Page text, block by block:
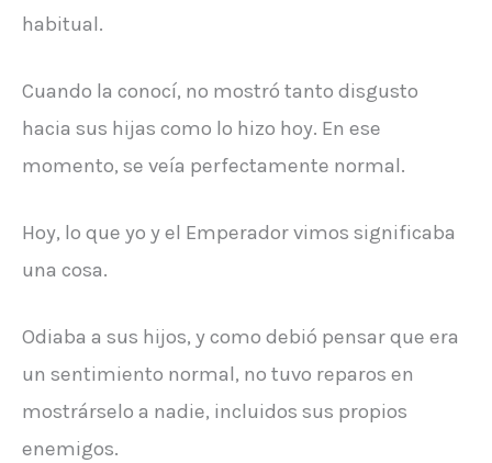
habitual.
Cuando la conocí, no mostró tanto disgusto
hacia sus hijas como lo hizo hoy. En ese
momento, se veía perfectamente normal.
Hoy, lo que yo y el Emperador vimos significaba
una cosa.
Odiaba a sus hijos, y como debió pensar que era
un sentimiento normal, no tuvo reparos en
mostrárselo a nadie, incluidos sus propios
enemigos.